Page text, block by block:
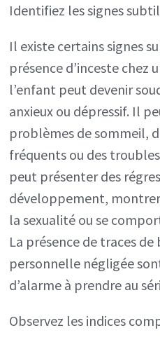
Identifiez les signes
Il existe certains signes
présence d’inceste chez
l’enfant peut devenir
anxieux ou dépressif. Il
problèmes de sommeil,
fréquents ou des
peut présenter des
développement,
la sexualité ou se
La présence de traces
personnelle négligée
d’alarme à prendre au
Observez les indices